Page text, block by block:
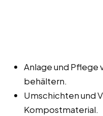
Anlage und Pflege
behältern.
Umschichten und
Kompostmaterial.